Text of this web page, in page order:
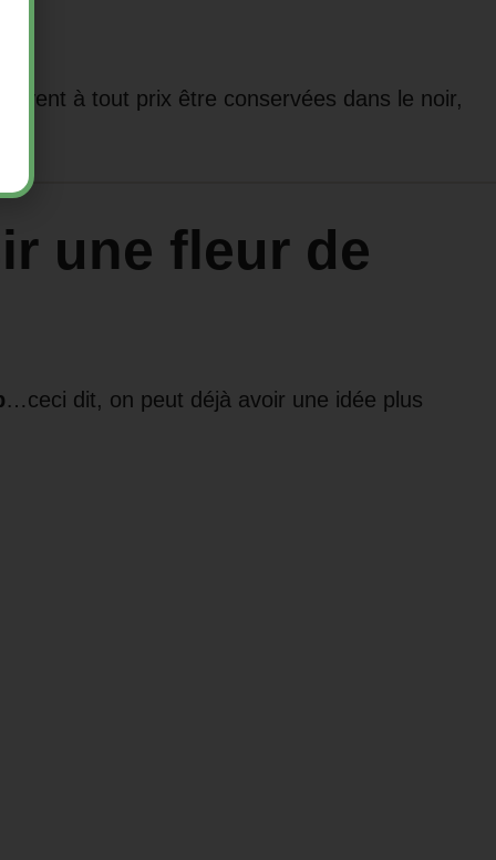
à tout prix être conservées dans le noir,
une fleur de
…ceci dit, on peut déjà avoir une idée plus